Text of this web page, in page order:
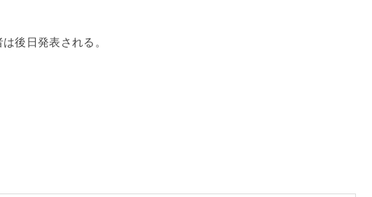
後日発表される。